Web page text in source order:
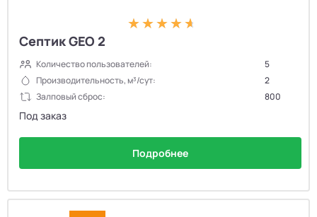
Септик GEO 2
Количество пользователей:
5
Производительность, м³/сут:
2
Залповый сброс:
800
Под заказ
Подробнее